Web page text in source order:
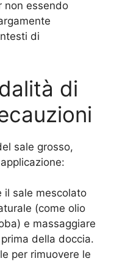
non essendo
di
di
sale grosso,
il sale mescolato
(come olio
e massaggiare
della doccia.
per rimuovere le